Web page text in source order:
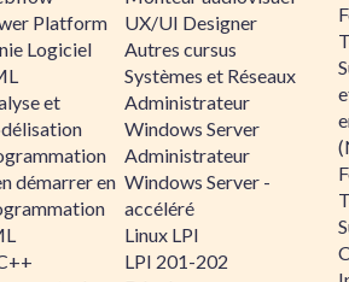
Platform
Logiciel
et
démarrer en
UX/UI Designer
Autres cursus
Systèmes et Réseaux
Administrateur
Windows Server
Administrateur
Windows Server -
accéléré
Linux LPI
LPI 201-202